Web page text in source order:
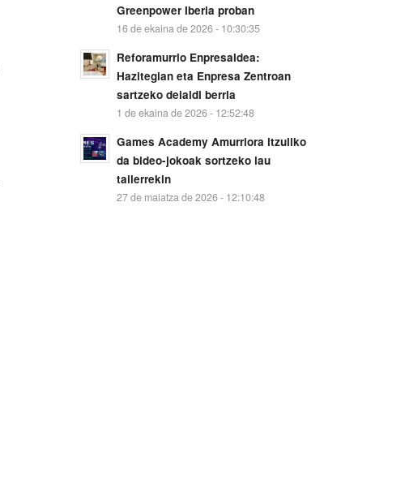
Greenpower Iberia proban
16 de ekaina de 2026 - 10:30:35
Reforamurrio Enpresaldea:
Hazitegian eta Enpresa Zentroan
sartzeko deialdi berria
1 de ekaina de 2026 - 12:52:48
Games Academy Amurriora itzuliko
da bideo-jokoak sortzeko lau
tailerrekin
27 de maiatza de 2026 - 12:10:48